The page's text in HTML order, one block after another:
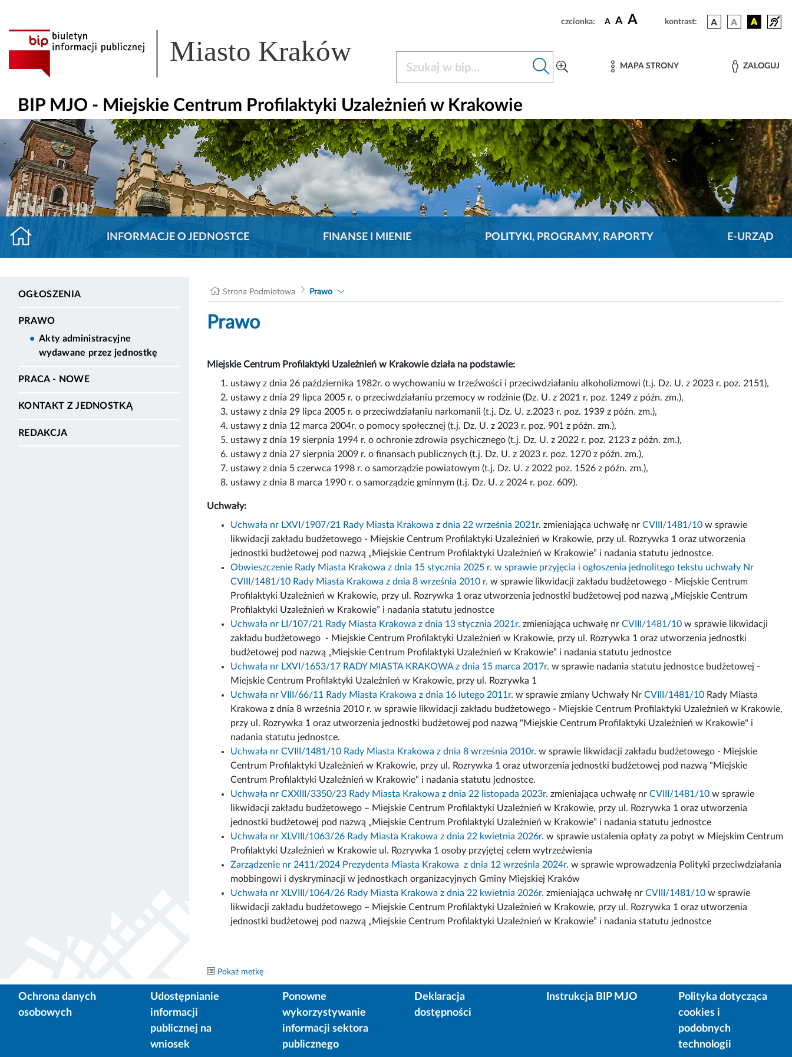
czcionka: A A A kontrast:
Miasto Kraków MAPA STRONY ZALOGUJ
BIP MJO - Miejskie Centrum Profilaktyki Uzależnień w Krakowie
INFORMACJE O JEDNOSTCE FINANSE I MIENIE POLITYKI, PROGRAMY, RAPORTY E-URZĄD
OGŁOSZENIA
PRAWO
Akty administracyjne
wydawane przez jednostkę
PRACA - NOWE
KONTAKT Z JEDNOSTKĄ
REDAKCJA
Strona Podmiotowa Prawo
Prawo
Miejskie Centrum Profilaktyki Uzależnień w Krakowie działa na podstawie:
ustawy z dnia 26 października 1982r. o wychowaniu w trzeźwości i przeciwdziałaniu alkoholizmowi (t.j. Dz. U. z 2023 r. poz. 2151),
ustawy z dnia 29 lipca 2005 r. o przeciwdziałaniu przemocy w rodzinie (Dz. U. z 2021 r. poz. 1249 z późn. zm.),
ustawy z dnia 29 lipca 2005 r. o przeciwdziałaniu narkomanii (t.j. Dz. U. z.2023 r. poz. 1939 z późn. zm.),
ustawy z dnia 12 marca 2004r. o pomocy społecznej (t.j. Dz. U. z 2023 r. poz. 901 z późn. zm.),
ustawy z dnia 19 sierpnia 1994 r. o ochronie zdrowia psychicznego (t.j. Dz. U. z 2022 r. poz. 2123 z późn. zm.),
ustawy z dnia 27 sierpnia 2009 r. o finansach publicznych (t.j. Dz. U. z 2023 r. poz. 1270 z późn. zm.),
ustawy z dnia 5 czerwca 1998 r. o samorządzie powiatowym (t.j. Dz. U. z 2022 poz. 1526 z późn. zm.),
ustawy z dnia 8 marca 1990 r. o samorządzie gminnym (t.j. Dz. U. z 2024 r. poz. 609).
Uchwały:
Uchwała nr LXVI/1907/21 Rady Miasta Krakowa z dnia 22 września 2021r. zmieniająca uchwałę nr CVIII/1481/10 w sprawie
likwidacji zakładu budżetowego - Miejskie Centrum Profilaktyki Uzależnień w Krakowie, przy ul. Rozrywka 1 oraz utworzenia
jednostki budżetowej pod nazwą „Miejskie Centrum Profilaktyki Uzależnień w Krakowie” i nadania statutu jednostce.
Obwieszczenie Rady Miasta Krakowa z dnia 15 stycznia 2025 r. w sprawie przyjęcia i ogłoszenia jednolitego tekstu uchwały Nr
CVIII/1481/10 Rady Miasta Krakowa z dnia 8 września 2010 r. w sprawie likwidacji zakładu budżetowego - Miejskie Centrum
Profilaktyki Uzależnień w Krakowie, przy ul. Rozrywka 1 oraz utworzenia jednostki budżetowej pod nazwą „Miejskie Centrum
Profilaktyki Uzależnień w Krakowie” i nadania statutu jednostce
Uchwała nr LI/107/21 Rady Miasta Krakowa z dnia 13 stycznia 2021r. zmieniająca uchwałę nr CVIII/1481/10 w sprawie likwidacji
zakładu budżetowego - Miejskie Centrum Profilaktyki Uzależnień w Krakowie, przy ul. Rozrywka 1 oraz utworzenia jednostki
budżetowej pod nazwą „Miejskie Centrum Profilaktyki Uzależnień w Krakowie” i nadania statutu jednostce
Uchwała nr LXVI/1653/17 RADY MIASTA KRAKOWA z dnia 15 marca 2017r. w sprawie nadania statutu jednostce budżetowej -
Miejskie Centrum Profilaktyki Uzależnień w Krakowie, przy ul. Rozrywka 1
Uchwała nr VIII/66/11 Rady Miasta Krakowa z dnia 16 lutego 2011r. w sprawie zmiany Uchwały Nr CVIII/1481/10 Rady Miasta
Krakowa z dnia 8 września 2010 r. w sprawie likwidacji zakładu budżetowego - Miejskie Centrum Profilaktyki Uzależnień w Krakowie,
przy ul. Rozrywka 1 oraz utworzenia jednostki budżetowej pod nazwą "Miejskie Centrum Profilaktyki Uzależnień w Krakowie" i
nadania statutu jednostce.
Uchwała nr CVIII/1481/10 Rady Miasta Krakowa z dnia 8 września 2010r. w sprawie likwidacji zakładu budżetowego - Miejskie
Centrum Profilaktyki Uzależnień w Krakowie, przy ul. Rozrywka 1 oraz utworzenia jednostki budżetowej pod nazwą "Miejskie
Centrum Profilaktyki Uzależnień w Krakowie" i nadania statutu jednostce.
Uchwała nr CXXIII/3350/23 Rady Miasta Krakowa z dnia 22 listopada 2023r. zmieniająca uchwałę nr CVIII/1481/10 w sprawie
likwidacji zakładu budżetowego – Miejskie Centrum Profilaktyki Uzależnień w Krakowie, przy ul. Rozrywka 1 oraz utworzenia
jednostki budżetowej pod nazwą „Miejskie Centrum Profilaktyki Uzależnień w Krakowie” i nadania statutu jednostce
Uchwała nr XLVIII/1063/26 Rady Miasta Krakowa z dnia 22 kwietnia 2026r. w sprawie ustalenia opłaty za pobyt w Miejskim Centrum
Profilaktyki Uzależnień w Krakowie ul. Rozrywka 1 osoby przyjętej celem wytrzeźwienia
Zarządzenie nr 2411/2024 Prezydenta Miasta Krakowa z dnia 12 września 2024r. w sprawie wprowadzenia Polityki przeciwdziałania
mobbingowi i dyskryminacji w jednostkach organizacyjnych Gminy Miejskiej Kraków
Uchwała nr XLVIII/1064/26 Rady Miasta Krakowa z dnia 22 kwietnia 2026r. zmieniająca uchwałę nr CVIII/1481/10 w sprawie
likwidacji zakładu budżetowego – Miejskie Centrum Profilaktyki Uzależnień w Krakowie, przy ul. Rozrywka 1 oraz utworzenia
jednostki budżetowej pod nazwą „Miejskie Centrum Profilaktyki Uzależnień w Krakowie” i nadania statutu jednostce
Pokaż metkę
Ochrona danych
osobowych
Udostępnianie
informacji
publicznej na
wniosek
Ponowne
wykorzystywanie
informacji sektora
publicznego
Deklaracja
dostępności
Instrukcja BIP MJO
Polityka dotycząca
cookies i
podobnych
technologii